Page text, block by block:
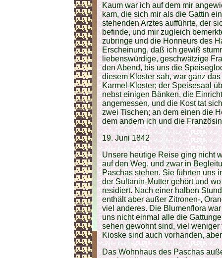
Kaum war ich auf dem mir
kam, die sich mir als die Gattin
stehenden Arztes aufführte, der
befinde, und mir zugleich
zubringe und die Honneurs des
Erscheinung, daß ich gewiß
liebenswürdige, geschwätzige
den Abend, bis uns die
diesem Kloster sah, war ganz
Karmel-Kloster; der Speisesaal
nebst einigen Bänken, die
angemessen, und die Kost tat
zwei Tischen; an dem einen die
dem andern ich und die
19. Juni 1842
Unsere heutige Reise ging nicht
auf den Weg, und zwar in
Paschas stehen. Sie führten uns
der Sultanin-Mutter gehört und
residiert. Nach einer halben
enthält aber außer Zitronen-,
viel anderes. Die Blumenflora
uns nicht einmal alle die
sehen gewohnt sind, viel
Kioske sind auch vorhanden,
Das Wohnhaus des Paschas